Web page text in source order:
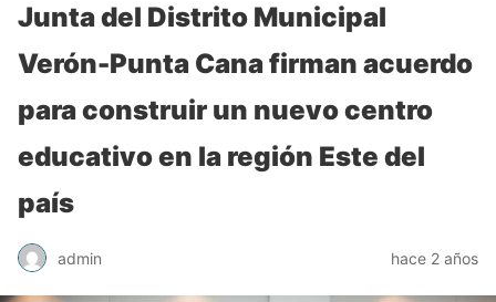
Junta del Distrito Municipal
Verón-Punta Cana firman acuerdo
para construir un nuevo centro
educativo en la región Este del
país
admin hace 2 años